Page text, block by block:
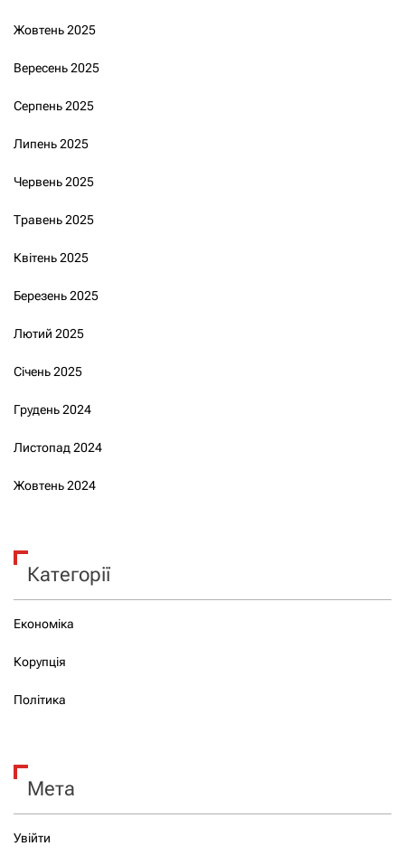
Жовтень 2025
Вересень 2025
Серпень 2025
Липень 2025
Червень 2025
Травень 2025
Квітень 2025
Березень 2025
Лютий 2025
Січень 2025
Грудень 2024
Листопад 2024
Жовтень 2024
Категорії
Економіка
Корупція
Політика
Мета
Увійти